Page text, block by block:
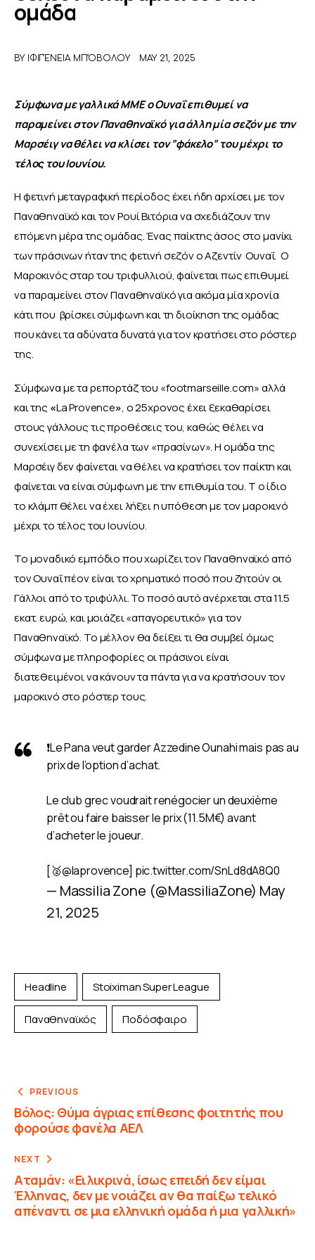
ομάδα
BY ΙΦΙΓΈΝΕΙΑ ΜΠΌΒΟΛΟΥ MAY 21, 2025
Σύμφωνα με γαλλικά ΜΜΕ ο Ουναΐ επιθυμεί να
παραμείνει στον Παναθηναϊκό για άλλη μία σεζόν με την
Μαρσέιγ να θέλει να κλίσει τον ”φάκελο” του μέχρι το
τέλος του Ιουνίου.
Η φετινή μεταγραφική περίοδος έχει ήδη αρχίσει με τον
Παναθηναϊκό και τον Ρουί Βιτόρια να σχεδιάζουν την
επόμενη μέρα της ομάδας. Ένας παίκτης άσος στο μανίκι
των πράσινων ήταν της φετινή σεζόν ο Αζεντίν  Ουναΐ.  Ο
Μαροκινός σταρ του τριφυλλιού, φαίνεται πως επιθυμεί
να παραμείνει στον Παναθηναϊκό για ακόμα μία χρονία
κάτι που  βρίσκει σύμφωνη και τη διοίκηση της ομάδας
που κάνει τα αδύνατα δυνατά για τον κρατήσει στο ρόστερ
της.
Σύμφωνα με τα ρεπορτάζ του «footmarseille.com» αλλά
και της «La Provence», ο 25χρονος έχει ξεκαθαρίσει
στους γάλλους τις προθέσεις του, καθώς θέλει να
συνεχίσει με τη φανέλα των «πρασίνων». Η ομάδα της
Μαρσέιγ δεν φαίνεται να θέλει να κρατήσει τον παίκτη και
φαίνεται να είναι σύμφωνη με την επιθυμία του. Τ ο ίδιο
το κλάμπ θέλει να έχει λήξει η υπόθεση με τον μαροκινό
μέχρι το τέλος του Ιουνίου.
Το μοναδικό εμπόδιο που χωρίζει τον Παναθηναϊκό από
τον Ουναΐ πέον είναι το χρηματικό ποσό που ζητούν οι
Γάλλοι από το τριφύλλι. Το ποσό αυτό ανέρχεται στα 11.5
εκατ. ευρώ, και μοιάζει «απαγορευτικό» για τον
Παναθηναϊκό. Το μέλλον θα δείξει τι θα συμβεί όμως
σύμφωνα με πληροφορίες οι πράσινοι είναι
διατεθειμένοι να κάνουν τα πάντα για να κρατήσουν τον
μαροκινό στο ρόστερ τους.
❗️Le Pana veut garder Azzedine Ounahi mais pas au
prix de l’option d’achat.
Le club grec voudrait renégocier un deuxième
prêt ou faire baisser le prix (11.5M€) avant
d’acheter le joueur.
[🥈@laprovence] pic.twitter.com/SnLd8dA8Q0
— Massilia Zone (@MassiliaZone) May
21, 2025
Headline Stoiximan Super League
Παναθηναϊκός Ποδόσφαιρο
PREVIOUS
Βόλος: Θύμα άγριας επίθεσης φοιτητής που
φορούσε φανέλα ΑΕΛ
NEXT
Αταμάν: «Ειλικρινά, ίσως επειδή δεν είμαι
Έλληνας, δεν με νοιάζει αν θα παίξω τελικό
απέναντι σε μια ελληνική ομάδα ή μια γαλλική»